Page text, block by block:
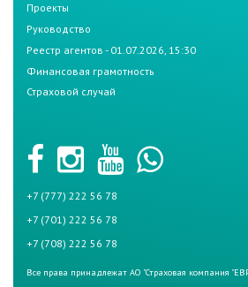
Проекты
Руководство
Реестр агентов - 01.07.2026, 15:30
Финансовая грамотность
Страховой случай
+7 (777) 222 56 78
+7 (701) 222 56 78
+7 (708) 222 56 78
Все права принадлежат АО "Страховая компания